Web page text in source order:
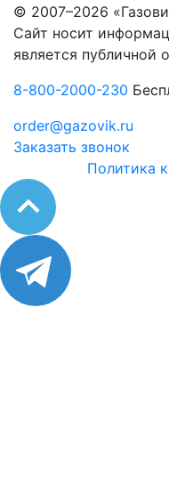
© 2007–2026
Сайт носит
является публичной
8-800-2000-230
order@gazovik.ru
Заказать звонок
Политика